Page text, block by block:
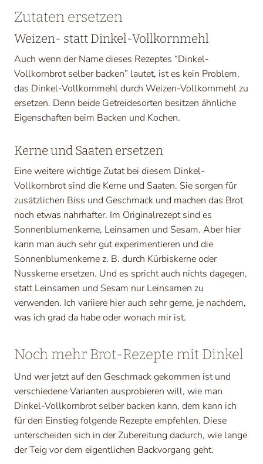
Zutaten ersetzen
Weizen- statt Dinkel-Vollkornmehl
Auch wenn der Name dieses Rezeptes “Dinkel-
Vollkornbrot selber backen” lautet, ist es kein Problem,
das Dinkel-Vollkornmehl durch Weizen-Vollkornmehl zu
ersetzen. Denn beide Getreidesorten besitzen ähnliche
Eigenschaften beim Backen und Kochen.
Kerne und Saaten ersetzen
Eine weitere wichtige Zutat bei diesem Dinkel-
Vollkornbrot sind die Kerne und Saaten. Sie sorgen für
zusätzlichen Biss und Geschmack und machen das Brot
noch etwas nahrhafter. Im Originalrezept sind es
Sonnenblumenkerne, Leinsamen und Sesam. Aber hier
kann man auch sehr gut experimentieren und die
Sonnenblumenkerne z. B. durch Kürbiskerne oder
Nusskerne ersetzen. Und es spricht auch nichts dagegen,
statt Leinsamen und Sesam nur Leinsamen zu
verwenden. Ich variiere hier auch sehr gerne, je nachdem,
was ich grad da habe oder wonach mir ist.
Noch mehr Brot-Rezepte mit Dinkel
Und wer jetzt auf den Geschmack gekommen ist und
verschiedene Varianten ausprobieren will, wie man
Dinkel-Vollkornbrot selber backen kann, dem kann ich
für den Einstieg folgende Rezepte empfehlen. Diese
unterscheiden sich in der Zubereitung dadurch, wie lange
der Teig vor dem eigentlichen Backvorgang geht.